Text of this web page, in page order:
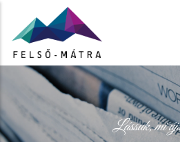
tartalomra
Lássuk, mi